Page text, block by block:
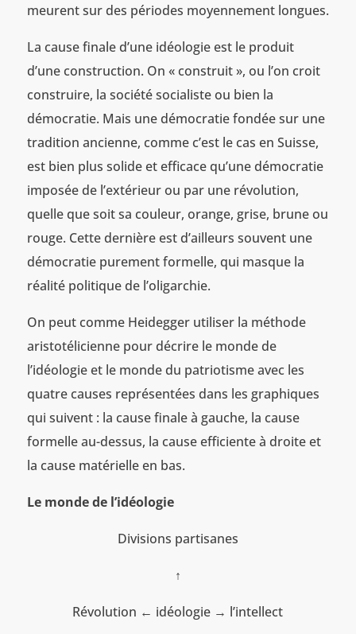
meurent sur des périodes moyennement longues.
La cause finale d’une idéologie est le produit
d’une construction. On « construit », ou l’on croit
construire, la société socialiste ou bien la
démocratie. Mais une démocratie fondée sur une
tradition ancienne, comme c’est le cas en Suisse,
est bien plus solide et efficace qu’une démocratie
imposée de l’extérieur ou par une révolution,
quelle que soit sa couleur, orange, grise, brune ou
rouge. Cette dernière est d’ailleurs souvent une
démocratie purement formelle, qui masque la
réalité politique de l’oligarchie.
On peut comme Heidegger utiliser la méthode
aristotélicienne pour décrire le monde de
l’idéologie et le monde du patriotisme avec les
quatre causes représentées dans les graphiques
qui suivent : la cause finale à gauche, la cause
formelle au-dessus, la cause efficiente à droite et
la cause matérielle en bas.
Le monde de l’idéologie
Divisions partisanes
↑
Révolution ← idéologie → l’intellect